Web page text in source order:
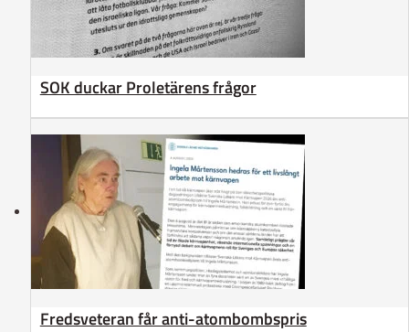
SOK duckar Proletärens frågor
Fredsveteran får anti-atombombspris